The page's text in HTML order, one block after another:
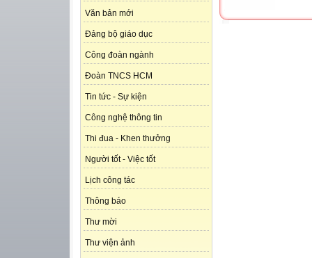
Văn bản mới
Đảng bộ giáo dục
Công đoàn ngành
Đoàn TNCS HCM
Tin tức - Sự kiện
Công nghệ thông tin
Thi đua - Khen thưởng
Người tốt - Việc tốt
Lịch công tác
Thông báo
Thư mời
Thư viện ảnh